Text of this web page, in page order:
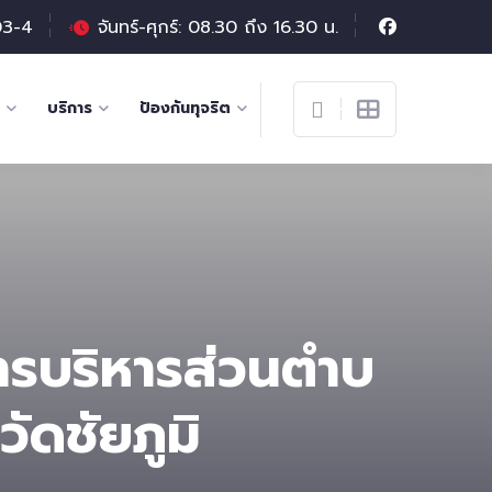
4 จันทร์-ศุกร์: 08.30 ถึง 16.30 น.
บริการ ป้องกันทุจริต
ริหารส่วนตําบ
ดชัยภูมิ